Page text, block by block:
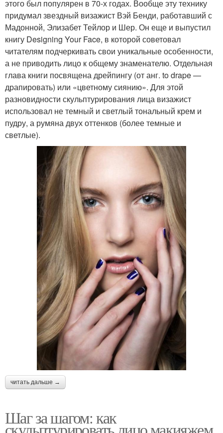
этого был популярен в 70-х годах. Вообще эту технику
придумал звездный визажист Вэй Бенди, работавший с
Мадонной, Элизабет Тейлор и Шер. Он еще и выпустил
книгу Designing Your Face, в которой советовал
читателям подчеркивать свои уникальные особенности,
а не приводить лицо к общему знаменателю. Отдельная
глава книги посвящена дрейпингу (от анг. to drape —
драпировать) или «цветному сиянию». Для этой
разновидности скульптурирования лица визажист
использовал не темный и светлый тональный крем и
пудру, а румяна двух оттенков (более темные и
светлые).
читать дальше →
Шаг за шагом: как